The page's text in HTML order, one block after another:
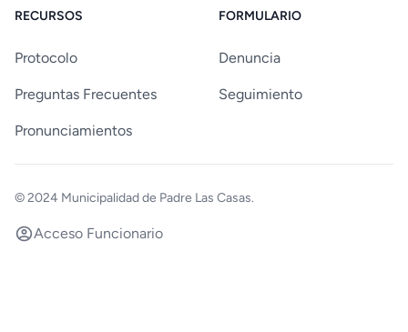
RECURSOS
Protocolo
Preguntas Frecuentes
Pronunciamientos
FORMULARIO
Denuncia
Seguimiento
© 2024 Municipalidad de Padre Las Casas.
Acceso Funcionario